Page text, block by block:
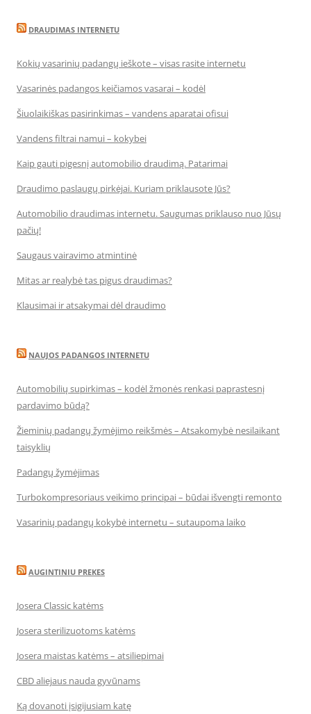
DRAUDIMAS INTERNETU
Kokių vasarinių padangų ieškote – visas rasite internetu
Vasarinės padangos keičiamos vasarai – kodėl
Šiuolaikiškas pasirinkimas – vandens aparatai ofisui
Vandens filtrai namui – kokybei
Kaip gauti pigesnį automobilio draudimą. Patarimai
Draudimo paslaugų pirkėjai. Kuriam priklausote Jūs?
Automobilio draudimas internetu. Saugumas priklauso nuo Jūsų
pačių!
Saugaus vairavimo atmintinė
Mitas ar realybė tas pigus draudimas?
Klausimai ir atsakymai dėl draudimo
NAUJOS PADANGOS INTERNETU
Automobilių supirkimas – kodėl žmonės renkasi paprastesnį
pardavimo būdą?
Žieminių padangų žymėjimo reikšmės – Atsakomybė nesilaikant
taisyklių
Padangų žymėjimas
Turbokompresoriaus veikimo principai – būdai išvengti remonto
Vasarinių padangų kokybė internetu – sutaupoma laiko
AUGINTINIU PREKES
Josera Classic katėms
Josera sterilizuotoms katėms
Josera maistas katėms – atsiliepimai
CBD aliejaus nauda gyvūnams
Ką dovanoti įsigijusiam katę